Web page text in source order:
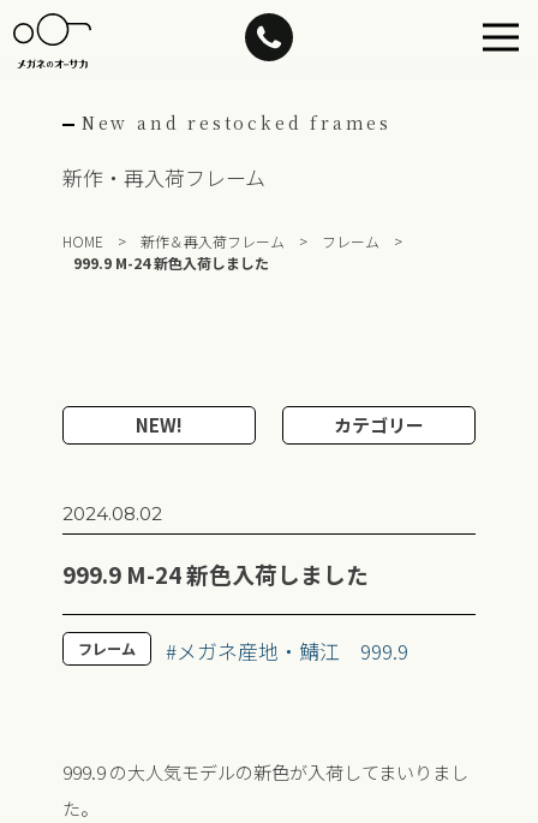
to
content
New and restocked frames
新作・再入荷フレーム
HOME > 新作＆再入荷フレーム > フレーム
>
999.9 M-24 新色入荷しました
NEW! カテゴリー
2024.08.02
999.9 M-24 新色入荷しました
フレーム #メガネ産地・鯖江 999.9
999.9 の大人気モデルの新色が入荷してまいりまし
た。